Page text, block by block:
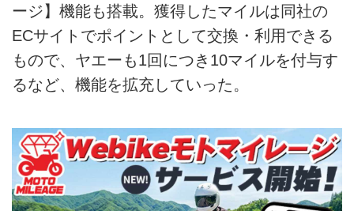
ージ】機能も搭載。獲得したマイルは同社の
ECサイトでポイントとして交換・利用できる
もので、ヤエーも1回につき10マイルを付与す
るなど、機能を拡充していった。